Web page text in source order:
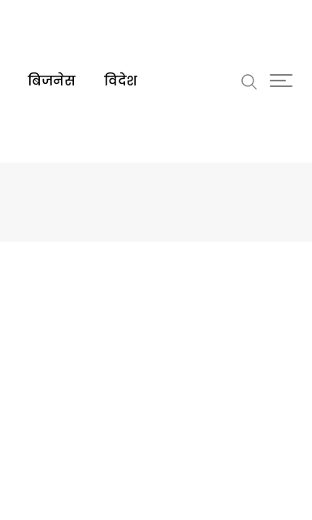
बिजनेस विदेश